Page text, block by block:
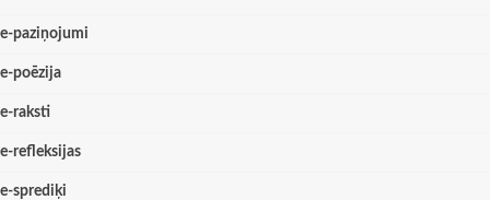
e-paziņojumi
e-poēzija
e-raksti
e-refleksijas
e-sprediķi